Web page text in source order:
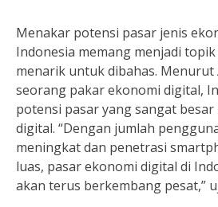
Menakar potensi pasar jenis
Indonesia memang menjadi
menarik untuk dibahas. Menurut
seorang pakar ekonomi digital,
potensi pasar yang sangat
digital. “Dengan jumlah
meningkat dan penetrasi
luas, pasar ekonomi digital di
akan terus berkembang pesat,”